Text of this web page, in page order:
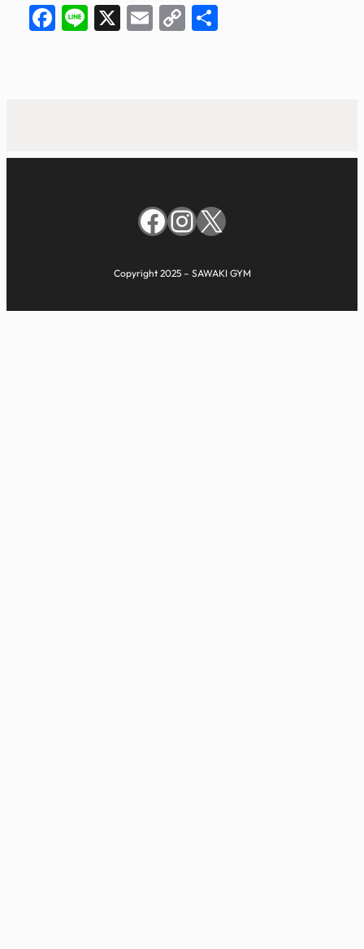
Facebook
Line
X EmailCopy
Facebook
Instagram
X
Copyright 2025 – SAWAKI GYM